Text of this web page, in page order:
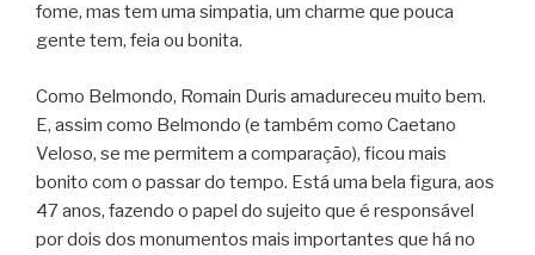
fome, mas tem uma simpatia, um charme que pouca
gente tem, feia ou bonita.
Como Belmondo, Romain Duris amadureceu muito bem.
E, assim como Belmondo (e também como Caetano
Veloso, se me permitem a comparação), ficou mais
bonito com o passar do tempo. Está uma bela figura, aos
47 anos, fazendo o papel do sujeito que é responsável
por dois dos monumentos mais importantes que há no